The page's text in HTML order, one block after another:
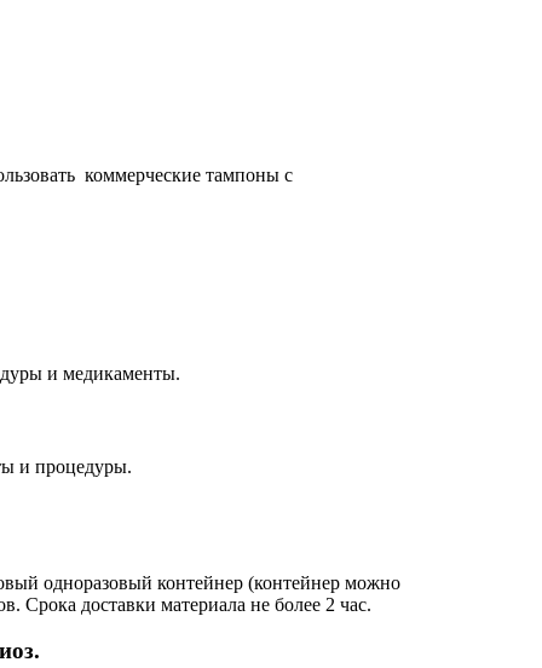
коммерческие тампоны с
и медикаменты.
и процедуры.
одноразовый контейнер (контейнер можно
Срока доставки материала не более 2 час.